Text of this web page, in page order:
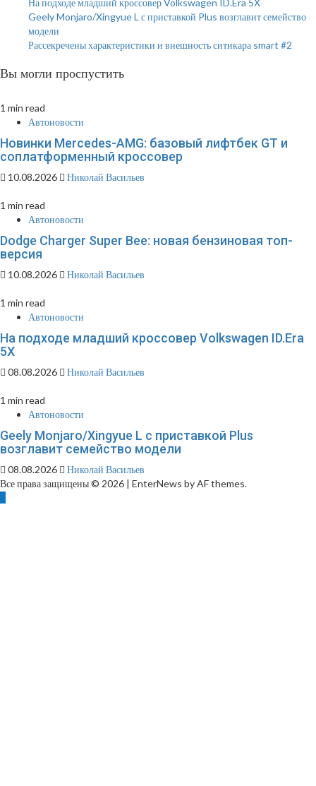
На подходе младший кроссовер Volkswagen ID.Era 5X
Geely Monjaro/Xingyue L с приставкой Plus возглавит семейство
модели
Рассекречены характеристики и внешность ситикара smart #2
Вы могли проспустить
1 min read
Автоновости
Новинки Mercedes-AMG: базовый лифтбек GT и
соплатформенный кроссовер
10.08.2026 Николай Васильев
1 min read
Автоновости
Dodge Charger Super Bee: новая бензиновая топ-
версия
10.08.2026 Николай Васильев
1 min read
Автоновости
На подходе младший кроссовер Volkswagen ID.Era
5X
08.08.2026 Николай Васильев
1 min read
Автоновости
Geely Monjaro/Xingyue L с приставкой Plus
возглавит семейство модели
08.08.2026
Николай Васильев
Все права защищены © 2026 | EnterNews by AF themes.